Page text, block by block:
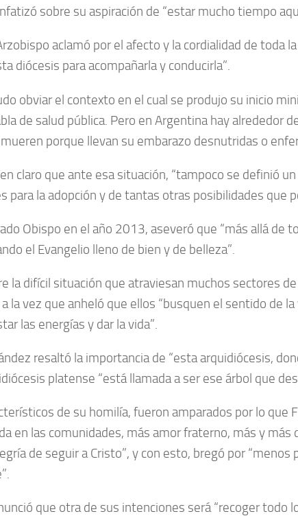
sobre su aspiración de “estar mucho tiempo
aclamó por el afecto y la cordialidad de
diócesis para acompañarla y conducirla”.
obviar el contexto en el cual se produjo su inicio
de salud pública. Pero en Argentina hay alrededor
porque llevan su embarazo desnutridas o
claro que ante esa situación, “tampoco se definió
para la adopción y de tantas otras posibilidades
Obispo en el año 2013, aseveró que “más allá
el Evangelio lleno de bien y de belleza”.
la difícil situación que atraviesan muchos sectores
la vez que anheló que ellos “busquen el sentido de
las energías y dar la vida”.
resaltó la importancia de “esta arquidiócesis,
platense “está llamada a ser ese árbol que
de su homilía, fueron amparados por lo
en las comunidades, más amor fraterno, más y
de seguir a Cristo”, y con esto, bregó por
que otra de sus intenciones será “recoger